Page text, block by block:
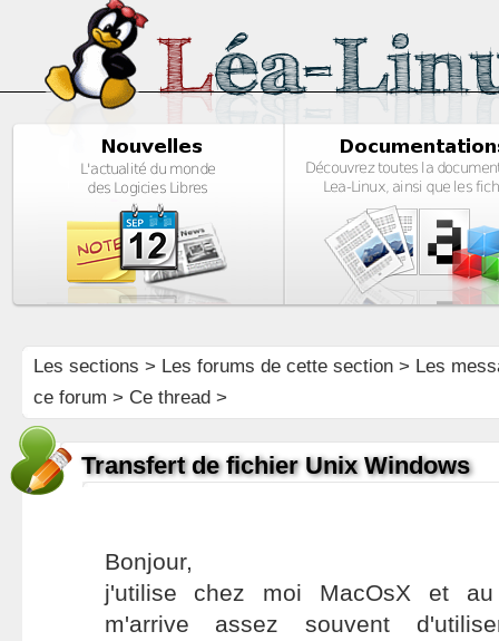
Les sections > Les forums de cette section> Les
ce forum > Ce thread >
Transfert de fichier Unix Windows
Bonjour,
j'utilise chez moi MacOsX et
m'arrive assez souvent